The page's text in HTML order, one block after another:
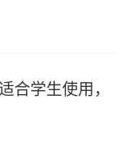
合学生使用，